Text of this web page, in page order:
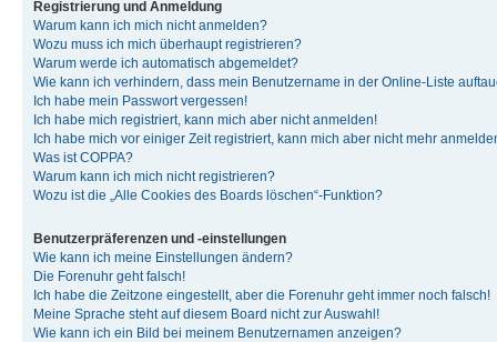
Registrierung und Anmeldung
Warum kann ich mich nicht anmelden?
Wozu muss ich mich überhaupt registrieren?
Warum werde ich automatisch abgemeldet?
Wie kann ich verhindern, dass mein Benutzername in der Online-Liste
Ich habe mein Passwort vergessen!
Ich habe mich registriert, kann mich aber nicht anmelden!
Ich habe mich vor einiger Zeit registriert, kann mich aber nicht mehr
Was ist COPPA?
Warum kann ich mich nicht registrieren?
Wozu ist die „Alle Cookies des Boards löschen“-Funktion?
Benutzerpräferenzen und -einstellungen
Wie kann ich meine Einstellungen ändern?
Die Forenuhr geht falsch!
Ich habe die Zeitzone eingestellt, aber die Forenuhr geht immer noch falsch!
Meine Sprache steht auf diesem Board nicht zur Auswahl!
Wie kann ich ein Bild bei meinem Benutzernamen anzeigen?